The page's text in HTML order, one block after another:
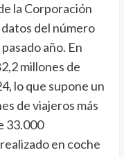
la Corporación
del número
año. En
millones de
lo que supone un
de viajeros más
33.000
en coche